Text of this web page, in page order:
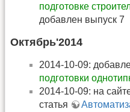
подготовке
добавлен выпуск 7
Октябрь'2014
2014-10-09:
подготовки
2014-10-09: на
статья